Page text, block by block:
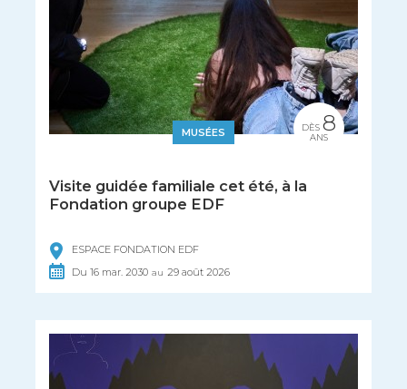
MUSÉES
Visite guidée familiale cet été, à la
Fondation groupe EDF
ESPACE FONDATION EDF
Du16 mar. 2030 au 29août 2026
DÈS 8
ANS